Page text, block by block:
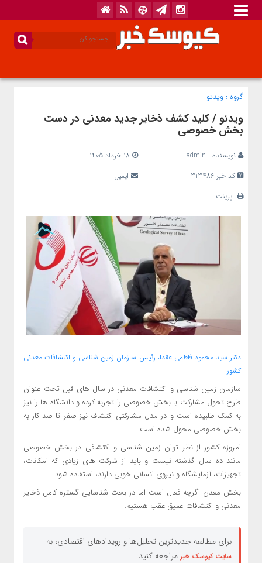
گروه : ویدئو
ویدئو / کلید کشف ذخایر جدید معدنی در دست
بخش خصوصی
نویسنده : admin
کد خبر 313486
ایمیل
پرینت
دکتر سید محمود فاطمی عقدا، رئیس سازمان زمین شناسی و اکتشافات معدنی
کشور
سازمان زمین شناسی و اکتشافات معدنی در سال های قبل تحت عنوان
طرح تحول مشارکت با بخش خصوصی را تجربه کرده و دانشگاه ها را نیز
به کمک طلبیده است و در مدل مشارکتی اکتشاف نیز صفر تا صد کار به
بخش خصوصی محول شده است.
امروزه کشور از نظر توان زمین شناسی و اکتشافی در بخش خصوصی
مانند ده سال گذشته نیست و باید از شرکت های زیادی که امکانات،
تجهیزات، آزمایشگاه و نیروی انسانی خوبی دارند، استفاده شود.
بخش معدن اگرچه فعال است اما در بحث شناسایی گستره کامل ذخایر
معدنی و اکتشافات عمیق عقب هستیم.
برای مطالعه جدیدترین تحلیل‌ها و رویدادهای اقتصادی، به
سایت کیوسک خبر مراجعه کنید.